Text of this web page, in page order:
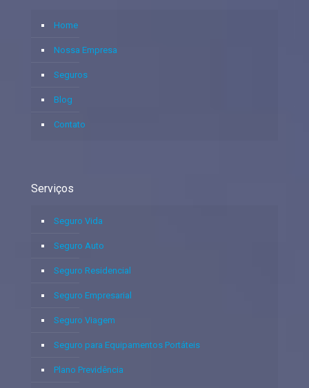
Home
Nossa Empresa
Seguros
Blog
Contato
Serviços
Seguro Vida
Seguro Auto
Seguro Residencial
Seguro Empresarial
Seguro Viagem
Seguro para Equipamentos Portáteis
Plano Previdência